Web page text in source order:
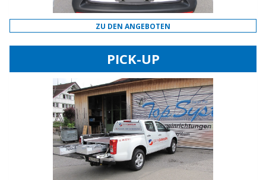
ZU DEN ANGEBOTEN
PICK-UP